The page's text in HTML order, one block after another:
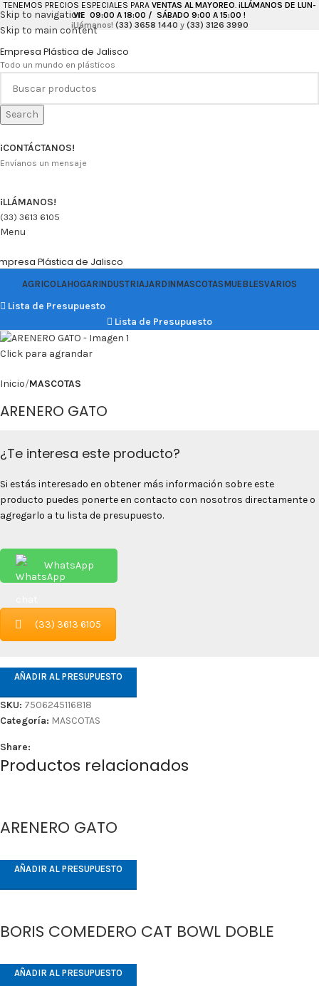
Skip to navigation
Skip to main content
TENEMOS PRECIOS ESPECIALES PARA VENTAS AL MAYOREO. ¡LLÁMANOS DE LUN-
VIE 09:00 A 18:00 / SÁBADO 9:00 A 15:00 !
¡Llámanos! (33) 3658 1440 y (33) 3126 3990
Empresa Plástica de Jalisco
Todo un mundo en plásticos
Search
¡CONTÁCTANOS!
Envíanos un mensaje
¡LLÁMANOS!
(33) 3613 6105
Menu
Plástica de Jalisco
AGRICOLAHOGARINDUSTRIAJARDINMASCOTASMUEBLESVARIOS
Lista de Presupuesto
Lista de Presupuesto
Click para agrandar
Inicio MASCOTAS
ARENERO GATO
¿Te interesa este producto?
Si estás interesado en obtener más información sobre este
producto puedes ponerte en contacto con nosotros directamente o
agregarlo a tu lista de presupuesto.
WhatsApp
(33) 3613 6105
AÑADIR AL PRESUPUESTO
SKU: 7506245116818
Categoría: MASCOTAS
Share:
Productos relacionados
ARENERO GATO
AÑADIR AL PRESUPUESTO
BORIS COMEDERO CAT BOWL DOBLE
AÑADIR AL PRESUPUESTO